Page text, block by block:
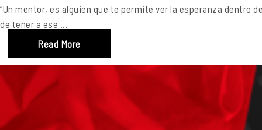
“Un mentor, es alguien que te permite ver la esperanza
de tener a ese ...
Read More